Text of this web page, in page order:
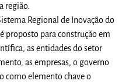
região.
Regional de Inovação do
é proposto para construção em
as entidades do setor
as empresas, o governo
como elemento chave o